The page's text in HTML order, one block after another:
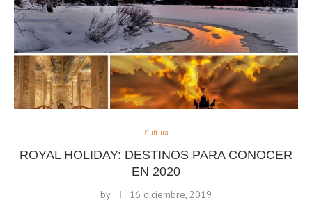
Cultura
ROYAL HOLIDAY: DESTINOS PARA CONOCER
EN 2020
by 16 diciembre, 2019